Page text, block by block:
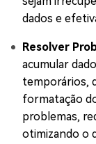
dados e
Resolver
acumular
temporários,
formatação
problemas,
otimizando o